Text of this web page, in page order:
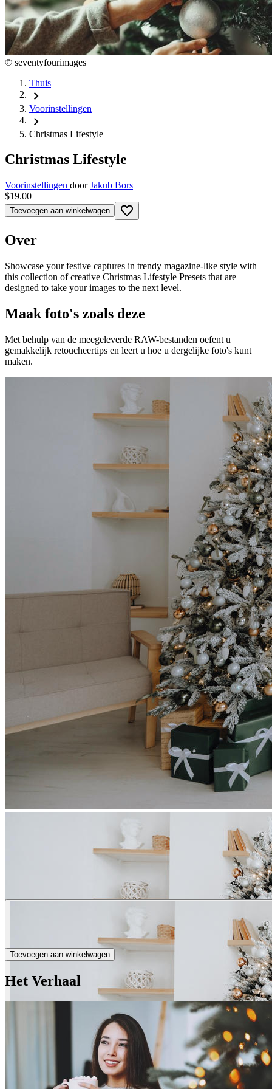
© seventyfourimages
Thuis
chevron_right
Voorinstellingen
chevron_right
Christmas Lifestyle
Christmas Lifestyle
Voorinstellingen door Jakub Bors
$19.00
Toevoegen aan winkelwagen favorite_border
Over
Showcase your festive captures in trendy magazine-like style with
this collection of creative Christmas Lifestyle Presets that are
designed to take your images to the next level.
Maak foto's zoals deze
Met behulp van de meegeleverde RAW-bestanden oefent u
gemakkelijk retoucheertips en leert u hoe u dergelijke foto's kunt
maken.
Toevoegen aan winkelwagen
Het Verhaal